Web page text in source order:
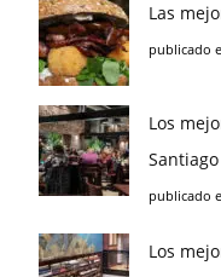
Las
publicado
Los
Santiago
publicado
Los